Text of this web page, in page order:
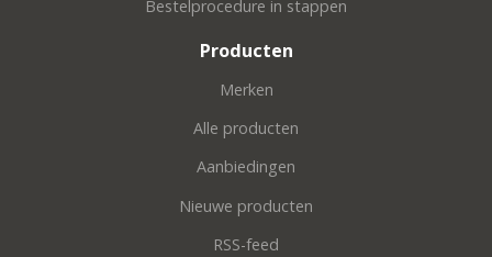
Bestelprocedure in stappen
Producten
Merken
Alle producten
Aanbiedingen
Nieuwe producten
RSS-feed